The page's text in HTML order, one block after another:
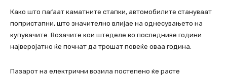
Како што паѓаат каматните стапки, автомобилите стануваат
попристапни, што значително влијае на однесувањето на
купувачите. Возачите кои штеделе во последниве години
најверојатно ќе почнат да трошат повеќе оваа година.
Пазарот на електрични возила постепено ќе расте